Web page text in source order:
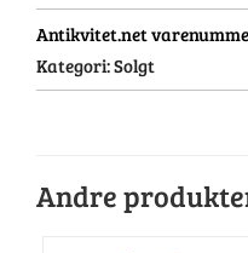
Antikvitet.net
Kategori:Solgt
Andre